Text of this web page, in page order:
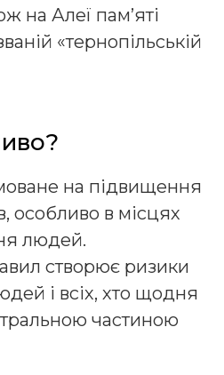
на Алеї пам’яті
«тернопільській
на підвищення
особливо в місцях
людей.
створює ризики
і всіх, хто щодня
частиною